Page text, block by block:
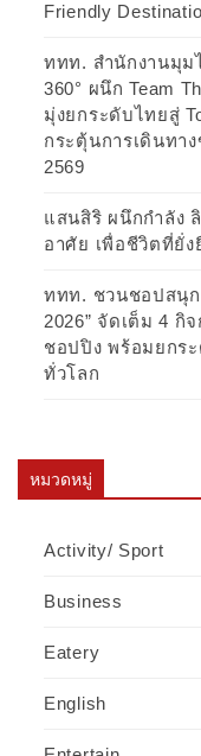
Friendly
ททท. สำนักงานมุม
360° ผนึก Team
มุ่งยกระดับไทยสู่
กระตุ้นการเดินทา
2569
แสนสิริ ผนึกกำลัง
อาศัย เพื่อชีวิตที่ยั่
ททท. ชวนชอปสนุก
2026” จัดเต็ม 4 กิ
ชอปปิง พร้อมยกร
ทั่วโลก
หมวดหมู่
Activity/ Sport
Business
Eatery
English